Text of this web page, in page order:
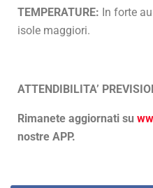
TEMPERATURE: In forte
isole maggiori.
ATTENDIBILITA’
Rimanete aggiornati su
nostre APP.